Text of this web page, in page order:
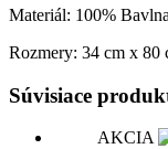
Materiál: 100% Bavlna
Rozmery: 34 cm x 80
Súvisiace
AKCIA